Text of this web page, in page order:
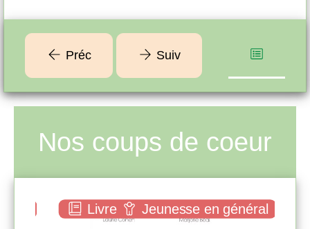
Préc Suiv
Nos coups de coeur
Livre Jeunesse en général
Le souffle de l'océan